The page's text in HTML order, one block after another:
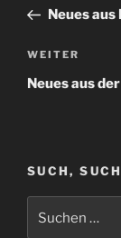
Beitrag
Neues
Nächster
Beitrag
WEITER
Neues aus
SUCH,
nach: